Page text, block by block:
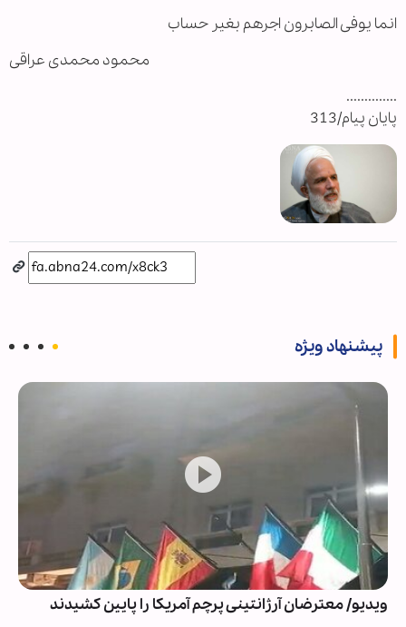
انما یوفی الصابرون اجرهم بغیر حساب
محمود محمدی عراقی
..............
پایان پیام/313
پیشنهاد ویژه
ویدیو/ معترضان آرژانتینی پرچم آمریکا را پایین کشیدند